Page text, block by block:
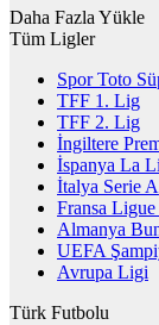
Daha Fazla Yükle
Tüm Ligler
Spor Toto
TFF 1. Lig
TFF 2. Lig
İngiltere
İspanya La
İtalya Serie A
Fransa Ligue
Almanya
UEFA
Avrupa Ligi
Türk Futbolu